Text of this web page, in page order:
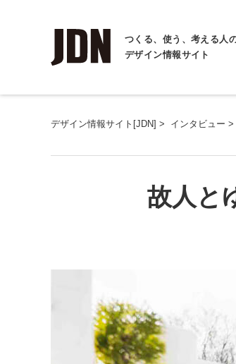
つくる、使う、考える人
デザイン情報サイト
デザイン情報サイト[JDN] > インタビュー >
故人と